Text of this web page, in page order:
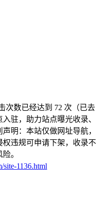
次数已经达到 72 次（已去
驻，助力站点曝光收录、
明：本站仅做网址导航，
违规可申请下架，收录不
。
site-1136.html